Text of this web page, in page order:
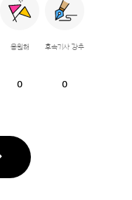
응원해
0
후속기사 강추
0